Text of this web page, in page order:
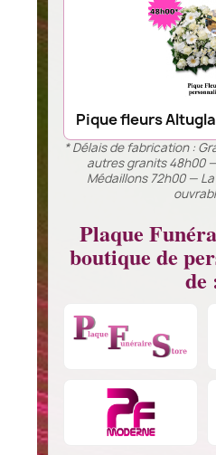
Pique fleurs
* Délais de fabrication :
autres granits 48h00
Médaillons 72h00 —
Plaque
boutique de
de